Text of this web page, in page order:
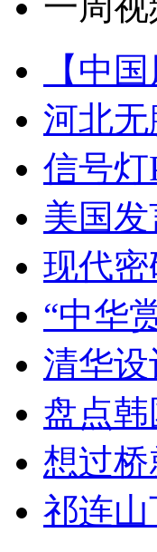
【中
河北
信号灯
美国
现代
“中华
清华
盘点
想过
祁连